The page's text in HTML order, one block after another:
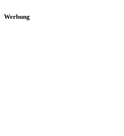
Werbung